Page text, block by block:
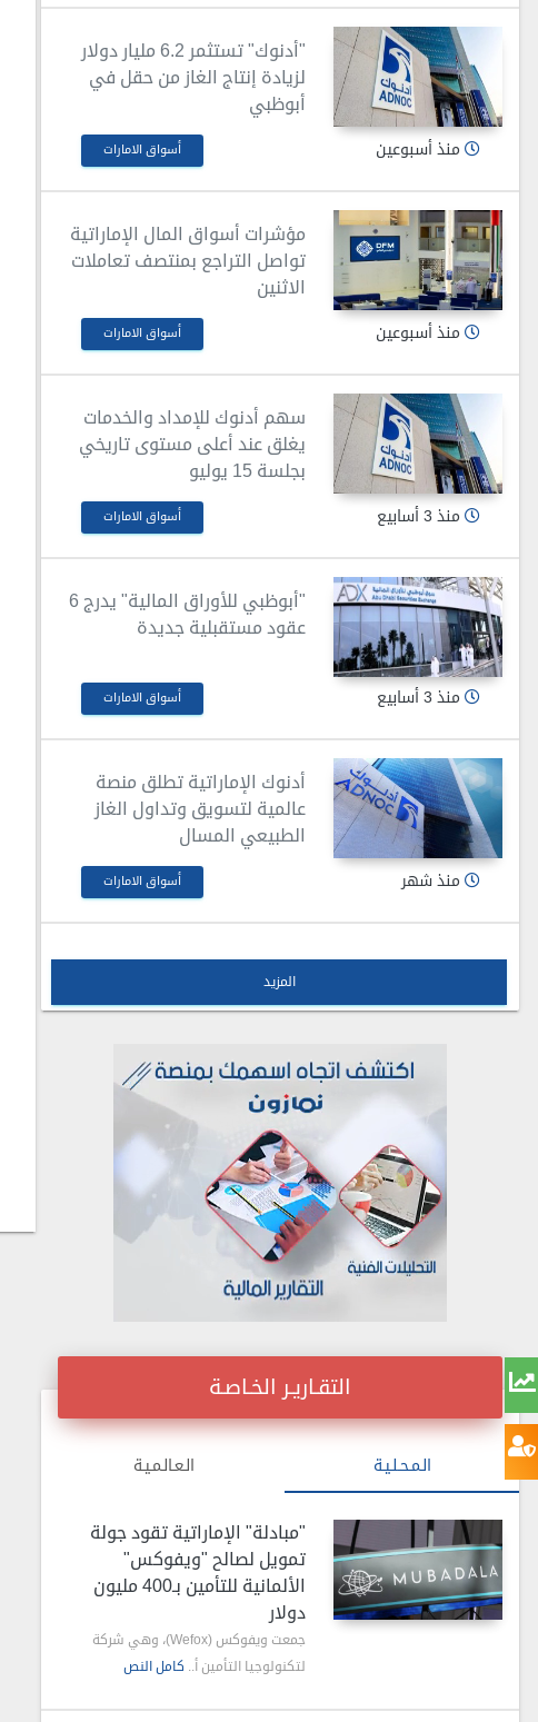
"أدنوك" تستثمر 6.2 مليار دولار
لزيادة إنتاج الغاز من حقل في
أبوظبي
منذ أسبوعين أسواق الامارات
مؤشرات أسواق المال الإماراتية
تواصل التراجع بمنتصف تعاملات
الاثنين
منذ أسبوعين أسواق الامارات
سهم أدنوك للإمداد والخدمات
يغلق عند أعلى مستوى تاريخي
بجلسة 15 يوليو
منذ 3 أسابيع أسواق الامارات
"أبوظبي للأوراق المالية" يدرج 6
عقود مستقبلية جديدة
منذ 3 أسابيع أسواق الامارات
أدنوك الإماراتية تطلق منصة
عالمية لتسويق وتداول الغاز
الطبيعي المسال
منذ شهر أسواق الامارات
المزيد
التقـاريـر الخـاصـة
الـمـحـلـيـة الـعـالـمـيـة
"مبادلة" الإماراتية تقود جولة
تمويل لصالح "ويفوكس"
الألمانية للتأمين بـ400 مليون
دولار
جمعت ويفوكس (Wefox)، وهي شركة
لتكنولوجيا التأمين أ.. كامل النص